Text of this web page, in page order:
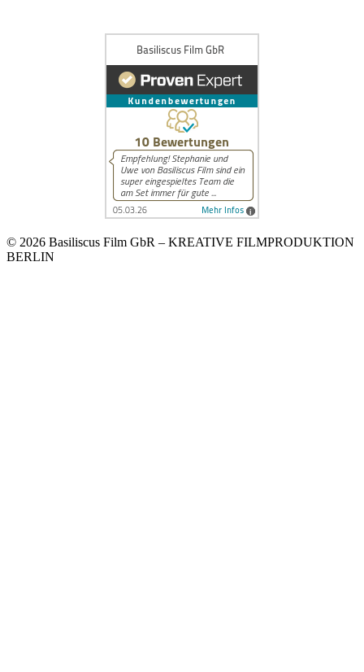
© 2026 Basiliscus Film GbR – KREATIVE FILMPRODUKTION
BERLIN